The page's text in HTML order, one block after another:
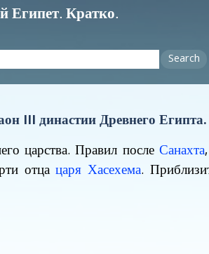
Search
Египет. Кратко.
III династии Древнего Египта.
царства. Правил после Санахта
отцацаря Хасехема.